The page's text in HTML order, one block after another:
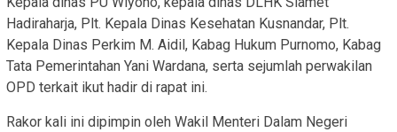
Hadiraharja, Plt. Kepala Dinas Kesehatan Kusnandar, Plt.
Kepala Dinas Perkim M. Aidil, Kabag Hukum Purnomo, Kabag
Tata Pemerintahan Yani Wardana, serta sejumlah perwakilan
OPD terkait ikut hadir di rapat ini.
Rakor kali ini dipimpin oleh Wakil Menteri Dalam Negeri